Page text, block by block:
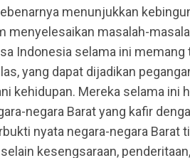
menunjukkan
menyelesaikan masalah-
Indonesia selama ini memang
yang dapat dijadikan
kehidupan. Mereka selama ini
negara Barat yang kafir
nyata negara-negara Barat
kesengsaraan,